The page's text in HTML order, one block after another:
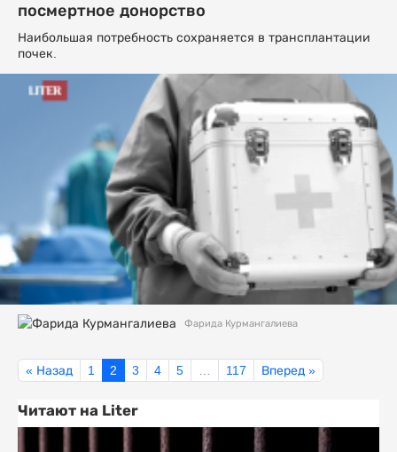
посмертное донорство
Наибольшая потребность сохраняется в трансплантации
почек.
Фарида Курмангалиева
« Назад 1 2 3 4 5 117 Вперед »
Читают на Liter